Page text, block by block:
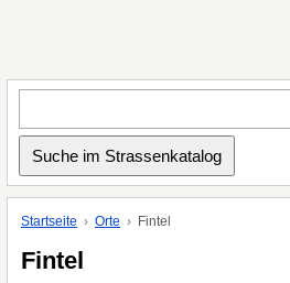
Startseite Orte Fintel
Fintel